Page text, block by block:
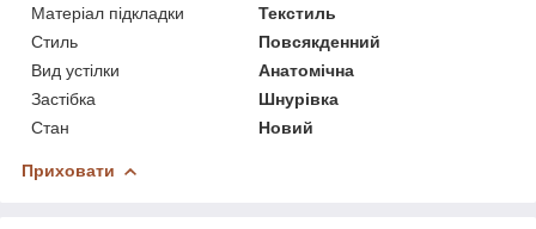
Матеріал підкладки
Текстиль
Стиль
Повсякденний
Вид устілки
Анатомічна
Застібка
Шнурівка
Стан
Новий
Приховати